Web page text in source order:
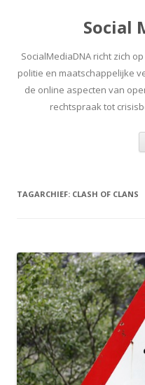
Social
SocialMediaDNA richt zich
politie en maatschappelijke
de online aspecten van
rechtspraak tot
TAGARCHIEF: CLASH OF CLANS